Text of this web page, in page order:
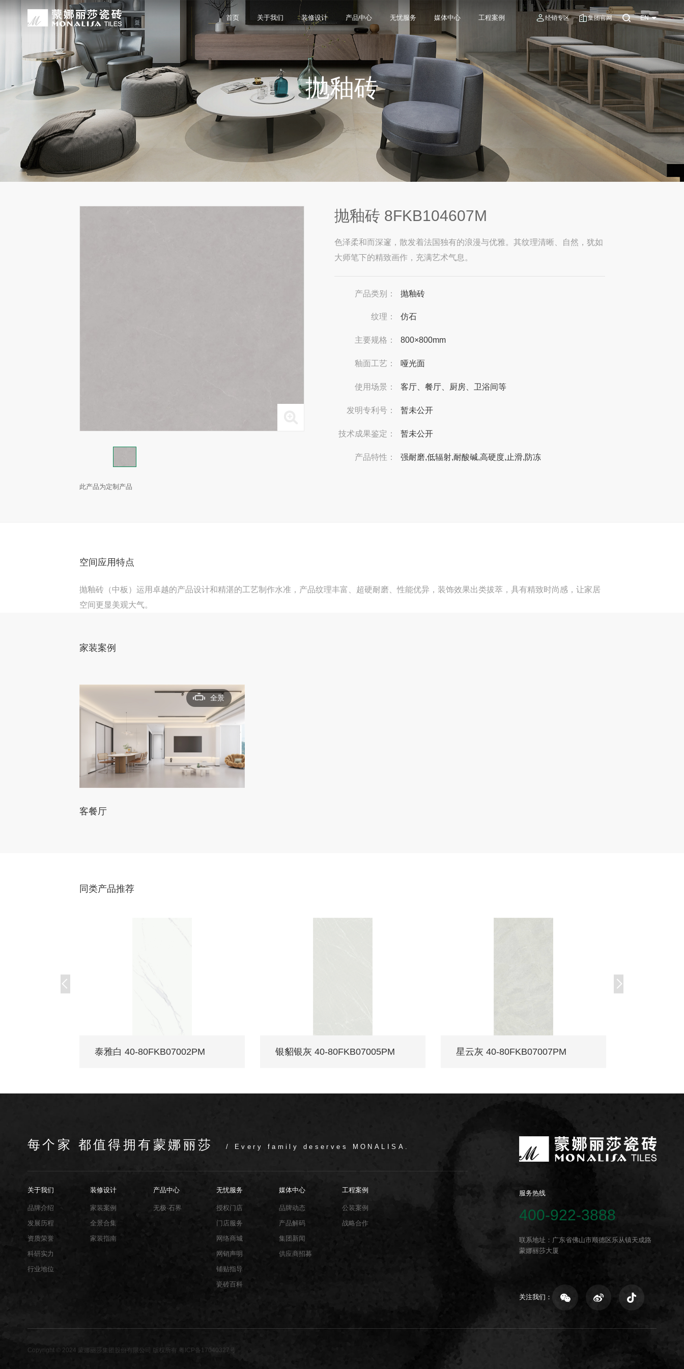
首页 关于我们
品牌介绍
发展历程
资质荣誉
行业地位
关于我们
蒙娜丽莎瓷砖品牌隶属蒙娜丽莎集团有限公司，品牌商标注册于2000年，专注于美化建筑和
生活空间，产品涵盖陶瓷砖和陶瓷薄板、大板、岩板等品类，秉承“每个家 都值得拥有蒙娜丽
莎”的品牌发展理念，将蒙娜丽莎的微笑作为营销服务的核心精神，使顾客在感受艺术化产品
的同时，享受高品质的服务所带来的精神回报，满足人们多样的生活方式需求。
装修设计
家装案例
全景合集
家装指南
装修设计
蒙娜丽莎陶瓷砖、陶瓷大板、岩板多种品类，构建起瓷砖产品全屋定制应用体系，通过上万
套家装案例的应用展示，为大家提供参考和选择。
产品中心
无极·石界 产品中心
蒙娜丽莎「無極·石界」系列遵循“无界与本真”的设计主旨，甄选全球珍稀的天然原石作为设
计蓝本，融合当代的材料应用美学，以多纹理设计、多质感工艺、多规格的动态组合打破常
规、重构空间法则，实现情绪空间的无限表达，为人们提供源源不断的美学灵感，创造无界
无极的生活空间。
无忧服务
授权门店
门店服务
网络商城
铺贴指导
瓷砖百科
无忧服务
蒙娜丽莎在全国拥有超过4000家专卖店和营销网点，打通了线上线下的营销服务渠道，为消
费者带来更多的消费与体验场景。与此同时，蒙娜丽莎对服务体系进行全新升级，推出“微笑
服务”体系以及“密缝铺贴”系统，全面打通陶瓷大板岩板销售的“最后一公里”，解决消费者家装
烦恼，实现无忧省心焕新家。
媒体中心
品牌动态
产品解码
集团新闻
媒体中心
蒙娜丽莎的微笑作为营销服务的核心精神，使顾客在感受艺术化产品的同时，享受高品质的
服务所带来的精神回报，满足人们多样的生活方式需求。
工程案例
公装案例
战略合作
工程案例
以完善的房地产战略合作管理体系，为超百家房地产企业和千万业主提供优质的产品与服
务，为陶瓷行业和房地产企业的战略合作业务树立典范。
经销专区 集团官网 EN
抛釉砖
此产品为定制产品
抛釉砖 8FKB104607M
色泽柔和而深邃，散发着法国独有的浪漫与优雅。其纹理清晰、自然，犹如
大师笔下的精致画作，充满艺术气息。
产品类别： 抛釉砖
纹理： 仿石
主要规格： 800×800mm
釉面工艺： 哑光面
使用场景： 客厅、餐厅、厨房、卫浴间等
发明专利号： 暂未公开
技术成果鉴定： 暂未公开
产品特性： 强耐磨,低辐射,耐酸碱,高硬度,止滑,防冻
空间应用特点
抛釉砖（中板）运用卓越的产品设计和精湛的工艺制作水准，产品纹理丰富、超硬耐磨、性能优异，装饰效果出类拔萃，具有精致时尚感，让家居
空间更显美观大气。
家装案例
全景
客餐厅
同类产品推荐
泰雅白 40-80FKB07002PM 银貂银灰 40-80FKB07005PM 星云灰 40-80FKB07007PM
每个家 都值得拥有蒙娜丽莎 / Every family deserves MONALISA.
关于我们
品牌介绍
发展历程
资质荣誉
科研实力
行业地位
装修设计
家装案例
全景合集
家装指南
产品中心
无极·石界
无忧服务
授权门店
门店服务
网络商城
网销声明
铺贴指导
瓷砖百科
媒体中心
品牌动态
产品解码
集团新闻
供应商招募
工程案例
公装案例
战略合作
服务热线
400-922-3888
联系地址：广东省佛山市顺德区乐从镇天成路
蒙娜丽莎大厦
关注我们：
Copyright © 2024 蒙娜丽莎集团股份有限公司 版权所有 粤ICP备17040327号